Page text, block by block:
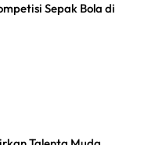
Sepak Bola di